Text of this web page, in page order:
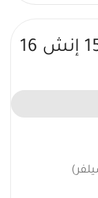
ابل لابتوب ماك بوك اير 15.3 إنش 16